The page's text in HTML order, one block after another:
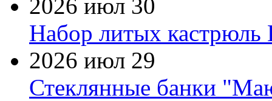
2026 июл 30
Набор литых кастрюль
2026 июл 29
Стеклянные банки